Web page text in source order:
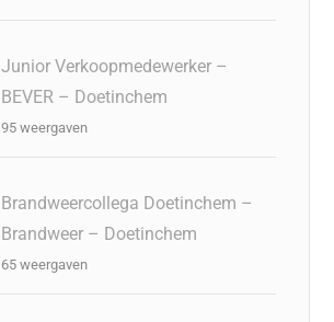
Junior Verkoopmedewerker –
BEVER – Doetinchem
95 weergaven
Brandweercollega Doetinchem –
Brandweer – Doetinchem
65 weergaven